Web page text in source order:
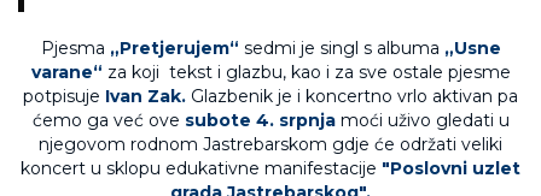
Pjesma „Pretjerujem“ sedmi je singl s albuma „Usne
varane“ za koji tekst i glazbu, kao i za sve ostale pjesme
potpisuje Ivan Zak. Glazbenik je i koncertno vrlo aktivan pa
ćemo ga već ove subote 4. srpnja moći uživo gledati u
njegovom rodnom Jastrebarskom gdje će održati veliki
koncert u sklopu edukativne manifestacije "Poslovni uzlet